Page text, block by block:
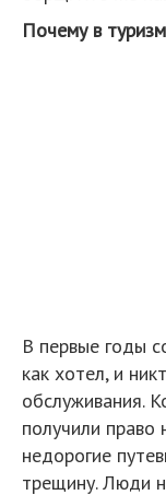
Почему в
В первые годы
как хотел, и
обслуживания.
получили право
недорогие
трещину. Люди